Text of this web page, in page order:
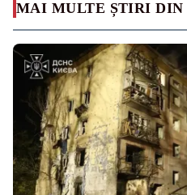
MAI MULTE ȘTIRI DIN